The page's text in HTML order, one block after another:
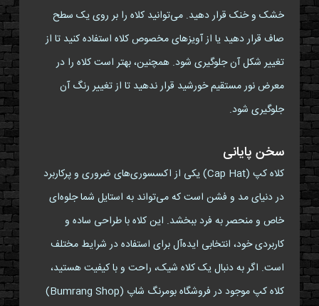
خشک و خنک قرار دهید. می‌توانید کلاه را بر روی یک سطح
صاف قرار دهید یا از آویزهای مخصوص کلاه استفاده کنید تا از
تغییر شکل آن جلوگیری شود. همچنین، بهتر است کلاه را در
معرض نور مستقیم خورشید قرار ندهید تا از تغییر رنگ آن
جلوگیری شود.
سخن پایانی
کلاه کپ (Cap Hat) یکی از اکسسوری‌های ضروری و پرکاربرد
در دنیای مد و فشن است که می‌تواند به استایل شما جلوه‌ای
خاص و منحصر به فرد ببخشد. این کلاه با طراحی ساده و
کاربردی خود، انتخابی ایده‌آل برای استفاده در شرایط مختلف
است. اگر به دنبال یک کلاه شیک، راحت و با کیفیت هستید،
کلاه کپ موجود در فروشگاه بومرنگ شاپ (Bumrang Shop)